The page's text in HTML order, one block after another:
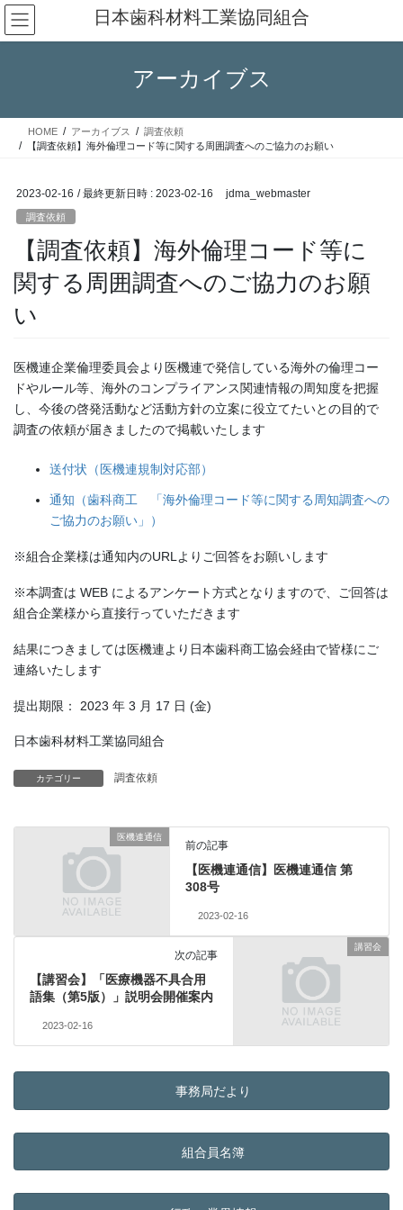
コ
ン
テ
ス
ナ
ビ
ゲ
ン
日本歯科材料工業協同組合
アーカイブス
HOME アーカイブス
調査依頼
【調査依頼】海外倫理コード等に関する周囲調査へのご協力のお願い
2023-02-16 / 最終更新日時 : 2023-02-16 jdma_webmaster
調査依頼
【調査依頼】海外倫理コード等に
関する周囲調査へのご協力のお願
い
医機連企業倫理委員会より医機連で発信している海外の倫理コー
ドやルール等、海外のコンプライアンス関連情報の周知度を把握
し、今後の啓発活動など活動方針の立案に役立てたいとの目的で
調査の依頼が届きましたので掲載いたします
送付状（医機連規制対応部）
通知（歯科商工 「海外倫理コード等に関する周知調査への
ご協力のお願い」）
※組合企業様は通知内のURLよりご回答をお願いします
※本調査は WEB によるアンケート方式となりますので、ご回答は
組合企業様から直接行っていただきます
結果につきましては医機連より日本歯科商工協会経由で皆様にご
連絡いたします
提出期限： 2023 年 3 月 17 日 (金)
日本歯科材料工業協同組合
カテゴリー 調査依頼
医機連通信
前の記事
【医機連通信】医機連通信 第
308号
2023-02-16
講習会
次の記事
【講習会】「医療機器不具合用
語集（第5版）」説明会開催案内
2023-02-16
事務局だより
組合員名簿